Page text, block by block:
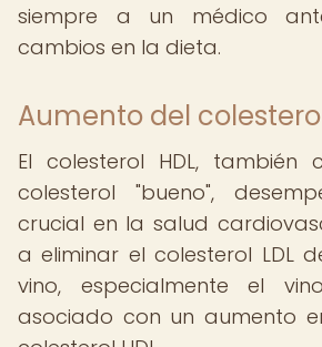
siempre a un médico
cambios en la dieta.
Aumento del
El colesterol HDL, también
colesterol "bueno",
crucial en la salud
a eliminar el colesterol LDL
vino, especialmente el
asociado con un aumento